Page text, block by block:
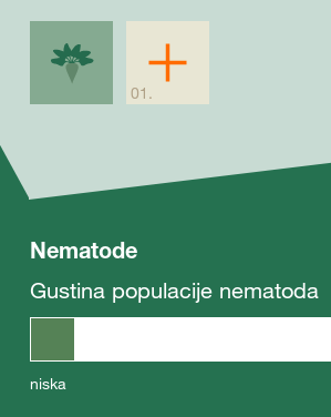
Nematode
Gustina populacije nematoda
niska